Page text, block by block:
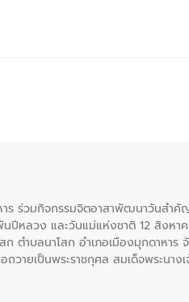
ร ร่วมกิจกรรมจิตอาสาพัฒนาวันสําคั
ปีหลวง และวันแม่แห่งชาติ 12 สิงหา
ตําบลนาโสก อําเภอเมืองมุกดาหาร
วายเป็นพระราชกุศล สมเด็จพระนาง